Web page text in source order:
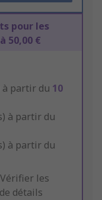
pour les
50,00 €
à partir du 10
à partir du
à partir du
les
détails